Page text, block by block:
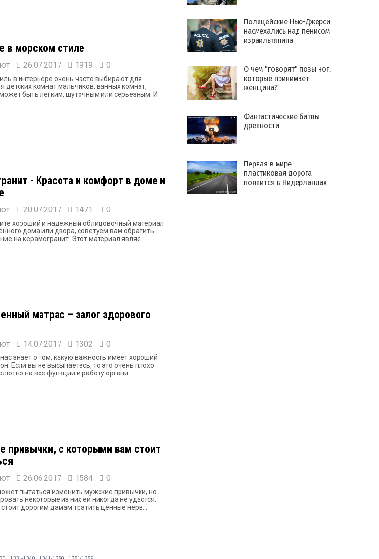
в морском стиле
26.07.2017 1919 0
в интерьере очень часто выбирают для
детских комнат мальчиков, ванных комнат,
быть легким, шуточным или серьезным. И
- Красота и комфорт в доме и
20.07.2017 1471 0
хороший и надежный облицовочный материал
дома или двора, советуем вам обратить
на керамогранит. Этот материал являе...
матрас – залог здорового
14.07.2017 1302 0
знает о том, какую важность имеет хороший
Если вы не высыпаетесь, то это очень плохо
на все функции и работу органи...
привычки, с которыми вам стоит
26.06.2017 1584 0
пытаться изменить мужские привычки, но
некоторые из них ей никогда не удастся.
дорогим дамам тратить ценные нерв...
Полицейские Нью-Джерси
насмехались над пенисом
израильтянина
​О чем "говорят" позы ног,
которые принимает
женщина?
Фантастические битвы
древности
Первая в мире
пластиковая дорога
появится в Нидерландах